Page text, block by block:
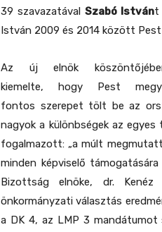
39 szavazatávalSzabó Istvánt
István 2009 és 2014 között
Az új elnök
kiemelte, hogy Pest
fontos szerepet tölt be az
nagyok a különbségek az
fogalmazott: „a múlt
minden képviselő
Bizottság elnöke, dr.
önkormányzati választás
a DK 4, az LMP 3